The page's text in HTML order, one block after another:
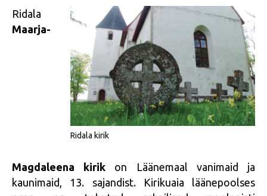
Ridala kirik
Ridala
Maarja-
Magdaleena kirik on Läänemaal vanimaid ja
kaunimaid, 13. sajandist. Kirikuaia läänepoolses